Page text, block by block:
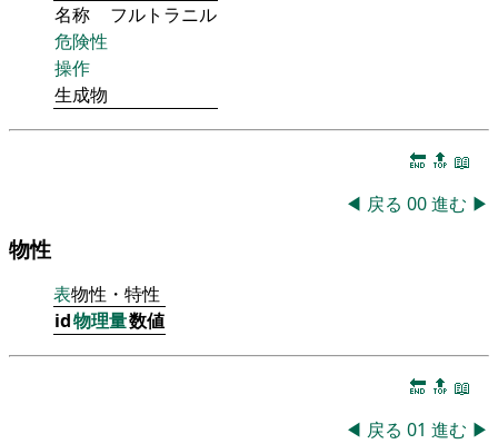
名称
フルトラニル
危険性
操作
生成物
🔚 🔝 📖
◀ 戻る 00進む ▶
物性
表物性・特性
id物理量数値
🔚 🔝 📖
◀ 戻る 01 進む ▶